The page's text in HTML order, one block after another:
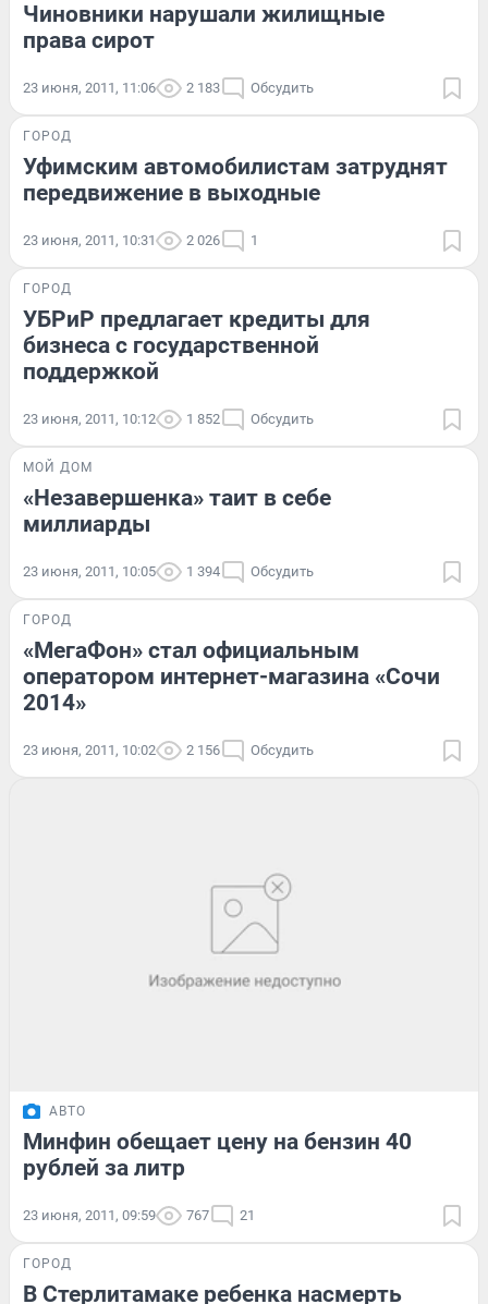
Чиновники нарушали жилищные
права сирот
23 июня, 2011, 11:06 2 183 Обсудить
ГОРОД
Уфимским автомобилистам затруднят
передвижение в выходные
23 июня, 2011, 10:31 2 026 1
ГОРОД
УБРиР предлагает кредиты для
бизнеса с государственной
поддержкой
23 июня, 2011, 10:12 1 852 Обсудить
МОЙ ДОМ
«Незавершенка» таит в себе
миллиарды
23 июня, 2011, 10:05 1 394 Обсудить
ГОРОД
«МегаФон» стал официальным
оператором интернет-магазина «Сочи
2014»
23 июня, 2011, 10:02 2 156 Обсудить
АВТО
Минфин обещает цену на бензин 40
рублей за литр
23 июня, 2011, 09:59 767 21
ГОРОД
В Стерлитамаке ребенка насмерть